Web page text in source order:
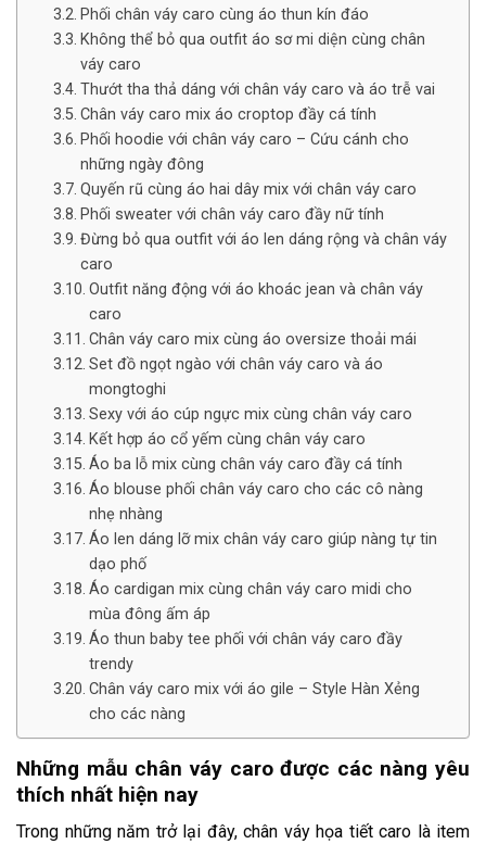
Phối chân váy caro cùng áo thun kín đáo
Không thể bỏ qua outfit áo sơ mi diện cùng chân
váy caro
Thướt tha thả dáng với chân váy caro và áo trễ vai
Chân váy caro mix áo croptop đầy cá tính
Phối hoodie với chân váy caro – Cứu cánh cho
những ngày đông
Quyến rũ cùng áo hai dây mix với chân váy caro
Phối sweater với chân váy caro đầy nữ tính
Đừng bỏ qua outfit với áo len dáng rộng và chân váy
caro
Outfit năng động với áo khoác jean và chân váy
caro
Chân váy caro mix cùng áo oversize thoải mái
Set đồ ngọt ngào với chân váy caro và áo
mongtoghi
Sexy với áo cúp ngực mix cùng chân váy caro
Kết hợp áo cổ yếm cùng chân váy caro
Áo ba lỗ mix cùng chân váy caro đầy cá tính
Áo blouse phối chân váy caro cho các cô nàng
nhẹ nhàng
Áo len dáng lỡ mix chân váy caro giúp nàng tự tin
dạo phố
Áo cardigan mix cùng chân váy caro midi cho
mùa đông ấm áp
Áo thun baby tee phối với chân váy caro đầy
trendy
Chân váy caro mix với áo gile – Style Hàn Xẻng
cho các nàng
Những mẫu chân váy caro được các nàng yêu
thích nhất hiện nay
Trong những năm trở lại đây, chân váy họa tiết caro là item